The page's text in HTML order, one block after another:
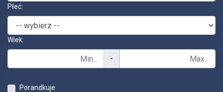
Płeć:
Wiek:
-
Porandkuje